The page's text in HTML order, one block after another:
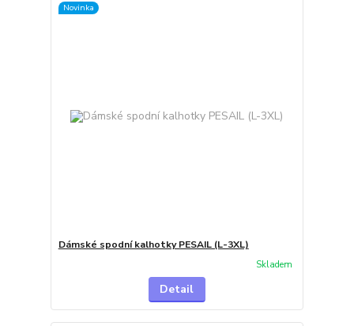
Novinka
Dámské spodní kalhotky PESAIL (L-3XL)
Skladem
Detail